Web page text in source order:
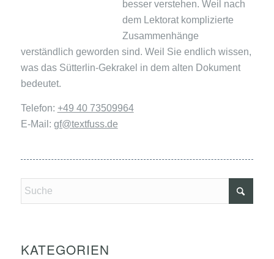
besser verstehen. Weil nach
dem Lektorat komplizierte
Zusammenhänge
verständlich geworden sind. Weil Sie endlich wissen,
was das Sütterlin-Gekrakel in dem alten Dokument
bedeutet.
Telefon: +49 40 73509964
E-Mail: gf@textfuss.de
KATEGORIEN